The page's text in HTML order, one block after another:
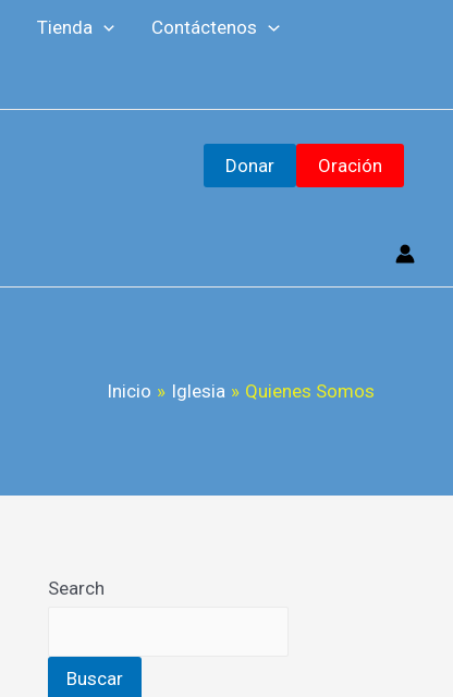
Tienda Contáctenos
Donar Oración
Inicio Iglesia Quienes Somos
Search
Buscar
F